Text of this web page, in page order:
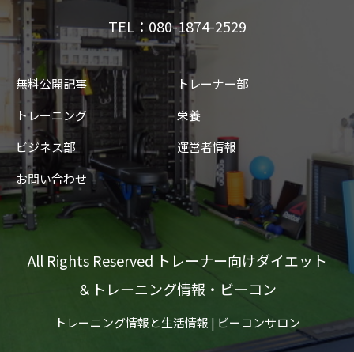
TEL：080-1874-2529
無料公開記事
トレーナー部
トレーニング
栄養
ビジネス部
運営者情報
お問い合わせ
All Rights Reserved トレーナー向けダイエット
＆トレーニング情報・ビーコン
トレーニング情報と生活情報 | ビーコンサロン